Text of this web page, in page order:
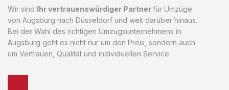
Wir sind Ihr vertrauenswürdiger Partnerfür Umzüge
von Augsburg nach Düsseldorf und weit darüber hinaus.
Bei der Wahl des richtigen Umzugsunternehmens in
Augsburg geht es nicht nur um den Preis, sondern auch
um Vertrauen, Qualität und individuellen Service.